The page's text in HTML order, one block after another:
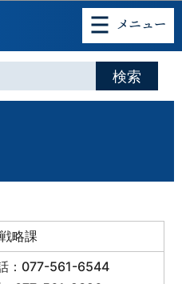
本文へ移動
略課
：077-561-6544